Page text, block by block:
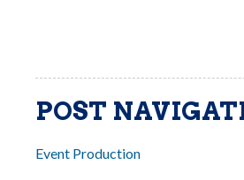
POST
Event Production